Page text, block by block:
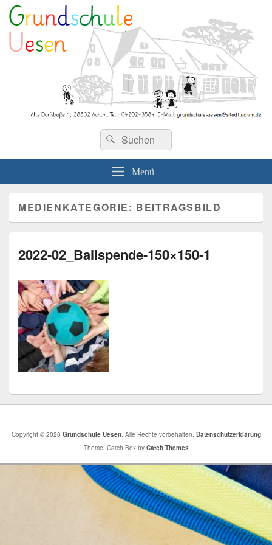
Grundschule Uesen
Suchen
nach:
Suchen
Menü
MEDIENKATEGORIE: BEITRAGSBILD
2022-02_Ballspende-150×150-1
Copyright © 2026 Grundschule Uesen. Alle Rechte vorbehalten. Datenschutzerklärung
Theme: Catch Box by Catch Themes